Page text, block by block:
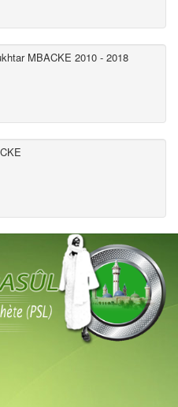
MBACKE 2010 - 2018